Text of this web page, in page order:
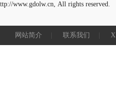
www.gdolw.cn, All rights reserved.
网站简介 联系我们